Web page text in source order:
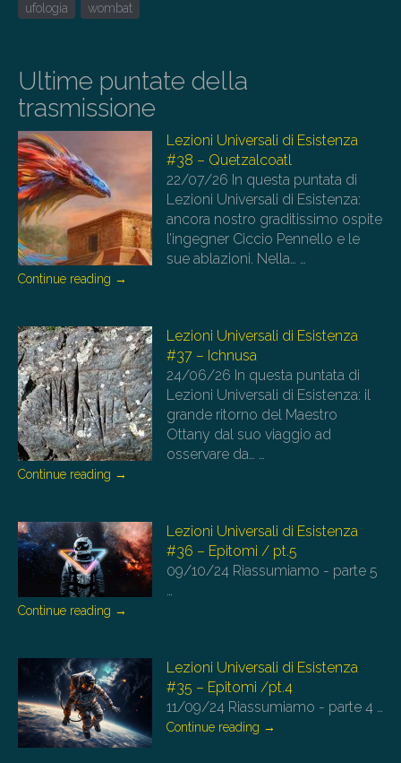
ufologia
wombat
Ultime puntate della
trasmissione
Lezioni Universali di Esistenza
#38 – Quetzalcoatl
22/07/26 In questa puntata di
Lezioni Universali di Esistenza:
ancora nostro graditissimo ospite
l’ingegner Ciccio Pennello e le
sue ablazioni. Nella… …
Continue reading →
Lezioni Universali di Esistenza
#37 – Ichnusa
24/06/26 In questa puntata di
Lezioni Universali di Esistenza: il
grande ritorno del Maestro
Ottany dal suo viaggio ad
osservare da… …
Continue reading →
Lezioni Universali di Esistenza
#36 – Epitomi / pt.5
09/10/24 Riassumiamo - parte 5
…
Continue reading →
Lezioni Universali di Esistenza
#35 – Epitomi /pt.4
11/09/24 Riassumiamo - parte 4 …
Continue reading →